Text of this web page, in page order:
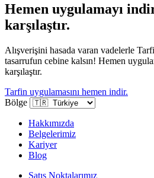
Hemen uygulamayı
karşılaştır.
Alışverişini hasada varan vadelerle
tasarrufun cebine kalsın! Hemen
karşılaştır.
Tarfin uygulamasını hemen indir.
Bölge
Hakkımızda
Belgelerimiz
Kariyer
Blog
Satış Noktalarımız